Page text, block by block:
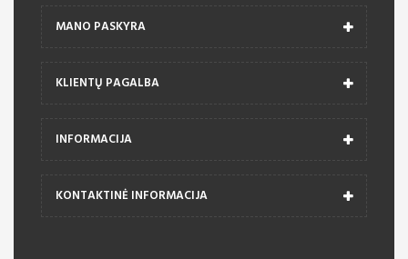
MANO PASKYRA
KLIENTŲ PAGALBA
INFORMACIJA
KONTAKTINĖ INFORMACIJA